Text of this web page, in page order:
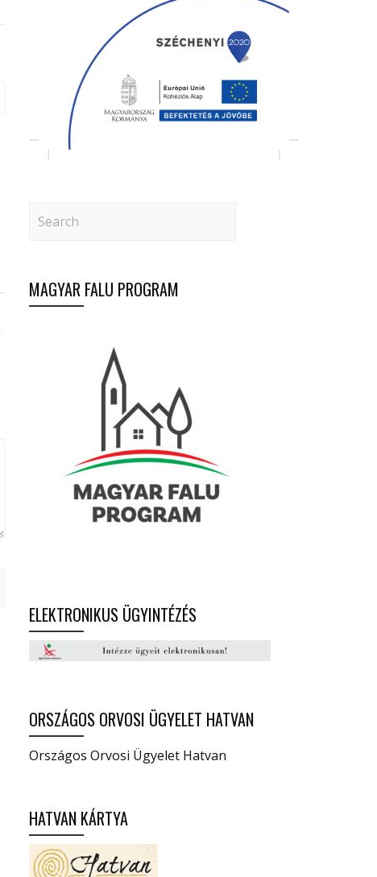
MAGYAR FALU PROGRAM
ELEKTRONIKUS ÜGYINTÉZÉS
ORSZÁGOS ORVOSI ÜGYELET HATVAN
Országos Orvosi Ügyelet Hatvan
HATVAN KÁRTYA